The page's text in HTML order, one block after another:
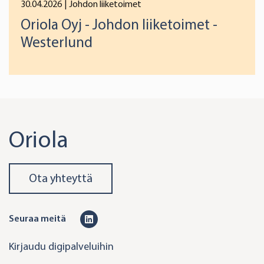
30.04.2026 | Johdon liiketoimet
Oriola Oyj - Johdon liiketoimet -
Westerlund
Oriola
Ota yhteyttä
Seuraa meitä
n
Kirjaudu digipalveluihin